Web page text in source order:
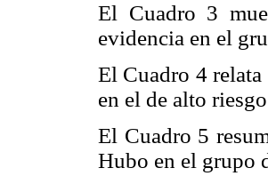
El Cuadro 3
evidencia en el
El Cuadro 4 relata
en el de alto
El Cuadro 5
Hubo en el grupo